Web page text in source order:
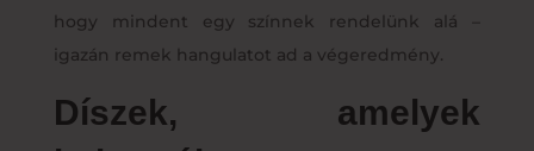
hogy mindent egy színnek rendelünk alá –
igazán remek hangulatot ad a végeredmény.
Díszek, amelyek